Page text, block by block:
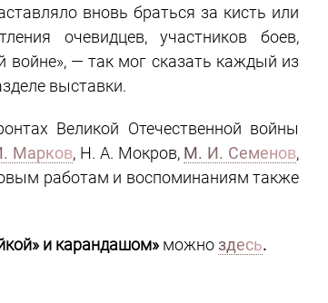
вновь браться за кисть или
очевидцев, участников боев,
войне», — так мог сказать каждый из
выставки.
Великой Отечественной войны
Марков, Н. А. Мокров, М. И. Семенов,
работам и воспоминаниям также
и карандашом» можноздесь.